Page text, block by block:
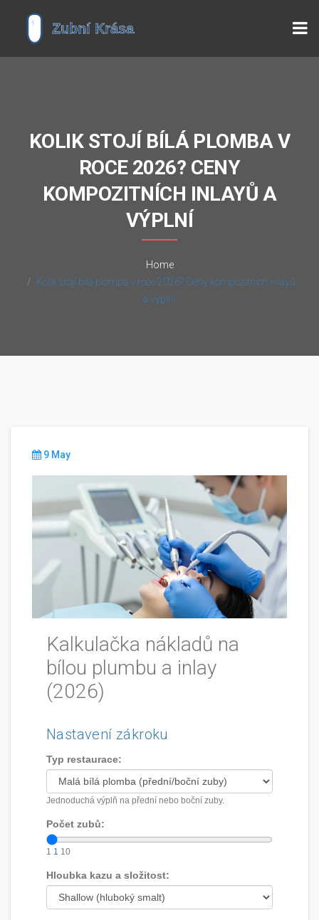
KOLIK STOJÍ BÍLÁ PLOMBA V
ROCE 2026? CENY
KOMPOZITNÍCH INLAYŮ A
VÝPLNÍ
Home
Kolik stojí bílá plomba v roce 2026? Ceny kompozitních inlayů
a výplní
9 May
Kalkulačka nákladů na
bílou plumbu a inlay
(2026)
Nastavení zákroku
Typ restaurace:
Jednoduchá výplň na přední nebo boční zuby.
Počet zubů:
1 1 10
Hloubka kazu a složitost: